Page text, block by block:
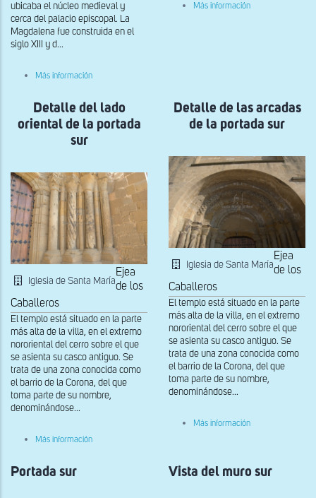
ubicaba el núcleo medieval y
cerca del palacio episcopal. La
Magdalena fue construida en el
siglo XIII y d...
Más información
Más información
Detalle del lado
oriental de la portada
sur
Iglesia de Santa María
Ejea
de los
Caballeros
El templo está situado en la parte
más alta de la villa, en el extremo
nororiental del cerro sobre el que
se asienta su casco antiguo. Se
trata de una zona conocida como
el barrio de la Corona, del que
toma parte de su nombre,
denominándose...
Más información
Detalle de las arcadas
de la portada sur
Iglesia de Santa María
Ejea
de los
Caballeros
El templo está situado en la parte
más alta de la villa, en el extremo
nororiental del cerro sobre el que
se asienta su casco antiguo. Se
trata de una zona conocida como
el barrio de la Corona, del que
toma parte de su nombre,
denominándose...
Más información
de
Portada sur Vista del muro sur